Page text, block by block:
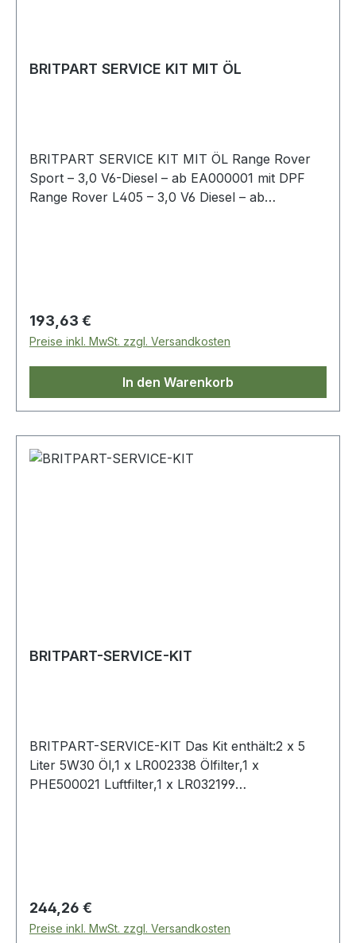
BRITPART SERVICE KIT MIT ÖL
BRITPART SERVICE KIT MIT ÖL Range Rover
Sport – 3,0 V6-Diesel – ab EA000001 mit DPF
Range Rover L405 – 3,0 V6 Diesel – ab
Regulärer Preis:
193,63 €
Preise inkl. MwSt. zzgl. Versandkosten
In den Warenkorb
BRITPART-SERVICE-KIT
BRITPART-SERVICE-KIT Das Kit enthält:2 x 5
Liter 5W30 Öl,1 x LR002338 Ölfilter,1 x
PHE500021 Luftfilter,1 x LR032199
Regulärer Preis:
244,26 €
Preise inkl. MwSt. zzgl. Versandkosten